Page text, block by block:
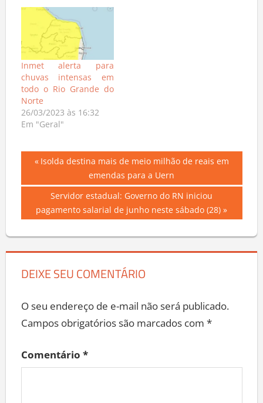
Inmet alerta para
chuvas intensas em
todo o Rio Grande do
Norte
26/03/2023 às 16:32
Em "Geral"
Navegação
de
Post
Previous
Isolda destina mais de meio milhão de reais em
emendas para a Uern
Next
Post:
Servidor estadual: Governo do RN iniciou
pagamento salarial de junho neste sábado (28)
DEIXE SEU COMENTÁRIO
O seu endereço de e-mail não será publicado.
Campos obrigatórios são marcados com *
Comentário *